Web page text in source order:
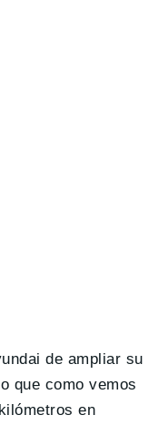
de ampliar su
que como vemos
en